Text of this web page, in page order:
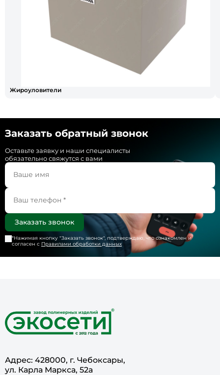
Жироуловители
Заказать обратный звонок
Оставьте заявку и наши специалисты
обязательно свяжутся с вами
*Нажимая кнопку "Заказать звонок", подтверждаю, что ознакомлен и
согласен с Правилами обработки данных
Адрес: 428000, г. Чебоксары,
ул. Карла Маркса, 52а